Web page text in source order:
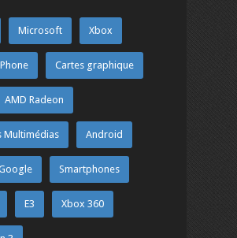
Microsoft Xbox
Cartes graphique
AMD Radeon
Multimédias Android
Smartphones
E3 Xbox 360